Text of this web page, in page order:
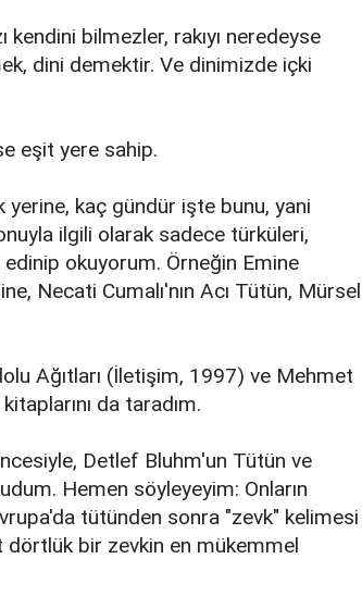
bilmezler, rakıyı neredeyse
dini demektir. Ve dinimizde içki
eşit yere sahip.
yerine, kaç gündür işte bunu, yani
ilgili olarak sadece türküleri,
edinip okuyorum. Örneğin Emine
Necati Cumalı'nın Acı Tütün, Mürsel
Ağıtları (İletişim, 1997) ve Mehmet
da taradım.
Detlef Bluhm'un Tütün ve
Hemen söyleyeyim: Onların
tütünden sonra "zevk" kelimesi
dörtlük bir zevkin en mükemmel